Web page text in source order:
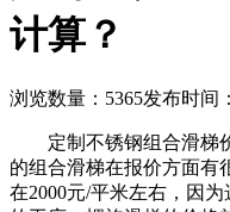
计算？
浏览数量：5365发布时间
定制不锈钢组合滑梯
的组合滑梯在报价方面有
在2000元/平米左右，因